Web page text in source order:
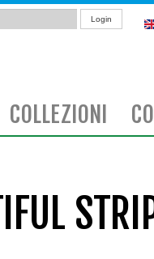
Login
COLLEZIONI